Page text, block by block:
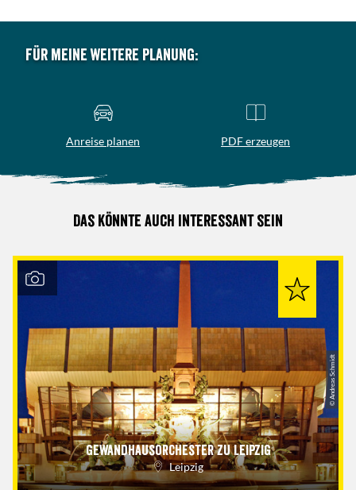
Für meine weitere Planung:
Anreise planen PDF erzeugen
Das könnte auch interessant sein
Gewandhausorchester zu Leipzig
Leipzig
© Andreas Schmidt